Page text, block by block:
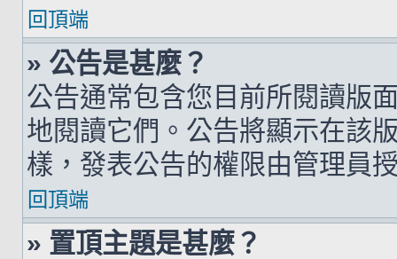
回頂端
» 公告是甚麼？
公告通常包含您目前所閱讀版
地閱讀它們。公告將顯示在該
樣，發表公告的權限由管理員
回頂端
» 置頂主題是甚麼？